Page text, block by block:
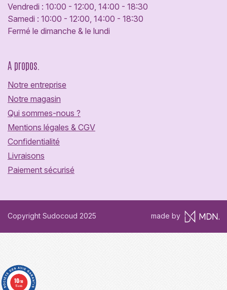
Vendredi : 10:00 - 12:00, 14:00 - 18:30
Samedi : 10:00 - 12:00, 14:00 - 18:30
Fermé le dimanche & le lundi
A propos.
Notre entreprise
Notre magasin
Qui sommes-nous ?
Mentions légales & CGV
Confidentialité
Livraisons
Paiement sécurisé
Copyright Sudocoud 2025 made by
10/10
15 avis